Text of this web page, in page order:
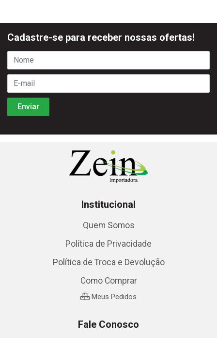
Cadastre-se para receber nossas ofertas!
Institucional
Quem Somos
Política de Privacidade
Política de Troca e Devolução
Como Comprar
Meus Pedidos
Fale Conosco